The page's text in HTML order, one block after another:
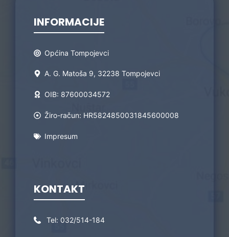
INFORMACIJE
Općina Tompojevci
A. G. Matoša 9, 32238 Tompojevci
OIB: 87600034572
Žiro-račun: HR5824850031845600008
Impresum
KONTAKT
Tel: 032/514-184